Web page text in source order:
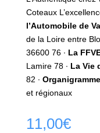
Coteaux
l’Automobile de
de la Loire entre
36600 76 ∙ La
Lamire 78 ∙ La Vie
82 ∙
et régionaux
11,00€